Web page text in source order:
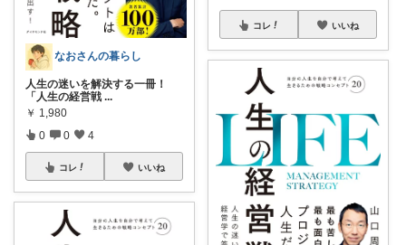
なおさんの暮らし
人生の迷いを解決する一冊！
「人生の経営戦 ...
￥ 1,980
0 0 4
コレ いいね
コレ いいね